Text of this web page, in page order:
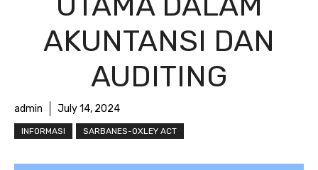
AKUNTANSI DAN
AUDITING
admin July 14, 2024
INFORMASI SARBANES-OXLEY ACT